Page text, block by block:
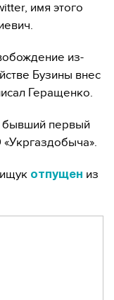
имя этого
из-
Бузины внес
Геращенко.
бывший первый
отпущен из